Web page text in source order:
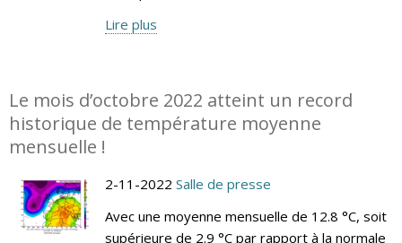
Lire plus
Le mois d’octobre 2022 atteint un record
historique de température moyenne
mensuelle !
2-11-2022 Salle de presse
Avec une moyenne mensuelle de 12.8 °C, soit
supérieure de 2.9 °C par rapport à la normale